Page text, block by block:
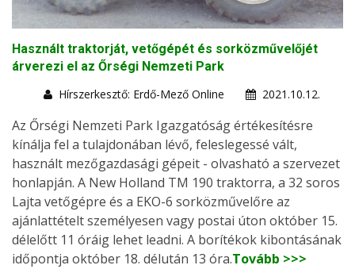
Használt traktorját, vetőgépét és sorközművelőjét
árverezi el az Őrségi Nemzeti Park
Hírszerkesztő: Erdő-Mező Online
2021.10.12.
Az Őrségi Nemzeti Park Igazgatóság értékesítésre
kínálja fel a tulajdonában lévő, feleslegessé vált,
használt mezőgazdasági gépeit - olvasható a szervezet
honlapján. A New Holland TM 190 traktorra, a 32 soros
Lajta vetőgépre és a EKO-6 sorközművelőre az
ajánlattételt személyesen vagy postai úton október 15.
délelőtt 11 óráig lehet leadni. A borítékok kibontásának
időpontja október 18. délután 13 óra.Tovább >>>